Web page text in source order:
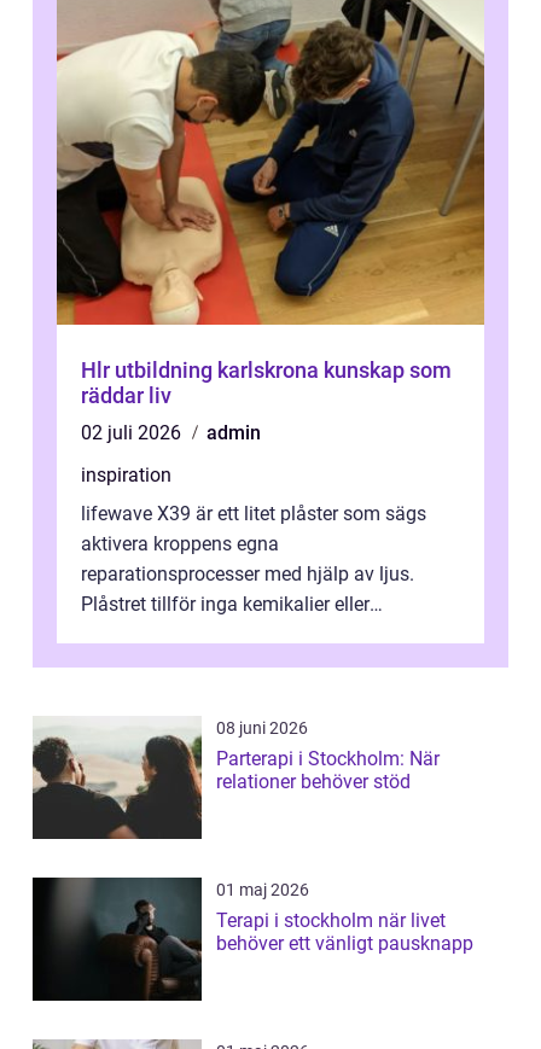
Hlr utbildning karlskrona kunskap som
räddar liv
02 juli 2026
admin
inspiration
lifewave X39 är ett litet plåster som sägs
aktivera kroppens egna
reparationsprocesser med hjälp av ljus.
Plåstret tillför inga kemikalier eller
ljusbaserad stimula...
08 juni 2026
Parterapi i Stockholm: När
relationer behöver stöd
01 maj 2026
Terapi i stockholm när livet
behöver ett vänligt pausknapp